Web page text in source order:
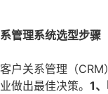
管理系统选型步骤
户关系管理（
做出最佳决策。 1